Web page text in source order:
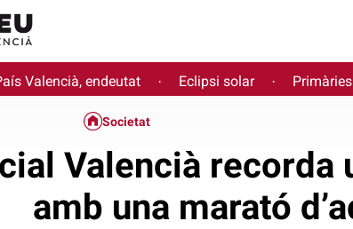
Valencià, endeutat · Eclipsi solar ·
Societat
Valencià recorda
amb una marató